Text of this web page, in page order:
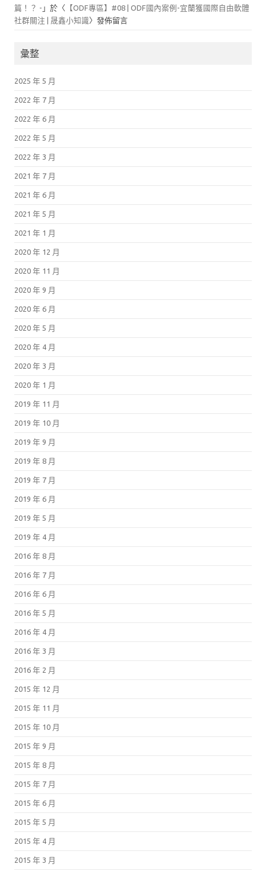
篇！？ - 」於〈 【ODF專區】#08 | ODF國內案例-宜蘭獲國際自由軟體
社群關注 | 晟鑫小知識〉發佈留言
彙整
2025 年 5 月
2022 年 7 月
2022 年 6 月
2022 年 5 月
2022 年 3 月
2021 年 7 月
2021 年 6 月
2021 年 5 月
2021 年 1 月
2020 年 12 月
2020 年 11 月
2020 年 9 月
2020 年 6 月
2020 年 5 月
2020 年 4 月
2020 年 3 月
2020 年 1 月
2019 年 11 月
2019 年 10 月
2019 年 9 月
2019 年 8 月
2019 年 7 月
2019 年 6 月
2019 年 5 月
2019 年 4 月
2016 年 8 月
2016 年 7 月
2016 年 6 月
2016 年 5 月
2016 年 4 月
2016 年 3 月
2016 年 2 月
2015 年 12 月
2015 年 11 月
2015 年 10 月
2015 年 9 月
2015 年 8 月
2015 年 7 月
2015 年 6 月
2015 年 5 月
2015 年 4 月
2015 年 3 月